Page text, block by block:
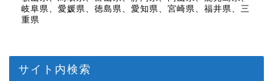
岐阜県、愛媛県、徳島県、愛知県、宮崎県、福井県、三
重県
サイト内検索